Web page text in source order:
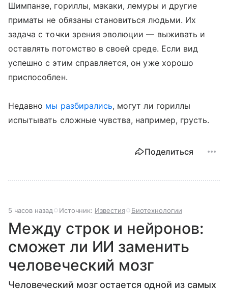
Шимпанзе, гориллы, макаки, лемуры и другие
приматы не обязаны становиться людьми. Их
задача с точки зрения эволюции — выживать и
оставлять потомство в своей среде. Если вид
успешно с этим справляется, он уже хорошо
приспособлен.
Недавно мы разбирались, могут ли гориллы
испытывать сложные чувства, например, грусть.
Поделиться
5 часов назад Источник: Известия Биотехнологии
Между строк и нейронов:
сможет ли ИИ заменить
человеческий мозг
Человеческий мозг остается одной из самых